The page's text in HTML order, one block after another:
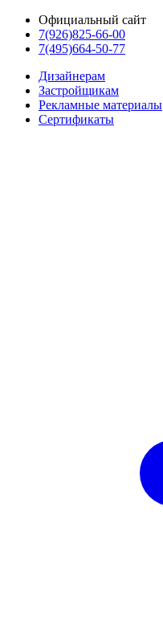
Официальный сайт
7(926)825-66-00
7(495)664-50-77
Дизайнерам
Застройщикам
Рекламные материалы
Сертификаты